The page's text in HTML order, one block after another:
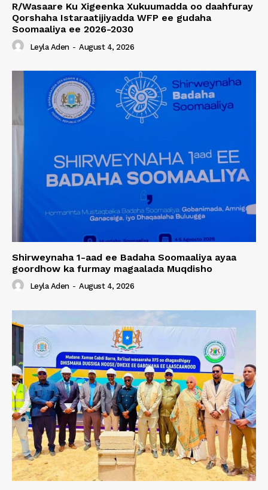
R/Wasaare Ku Xigeenka Xukuumadda oo daahfuray
Qorshaha Istaraatijiyadda WFP ee gudaha
Soomaaliya ee 2026-2030
Leyla Aden - August 4, 2026
Shirweynaha 1-aad ee Badaha Soomaaliya ayaa
goordhow ka furmay magaalada Muqdisho
Leyla Aden - August 4, 2026